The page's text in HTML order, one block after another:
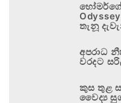
හෝමර්ගේ
තැනූ
අපරාධ
වරදට
කුස තුළ
වෛද්‍ය